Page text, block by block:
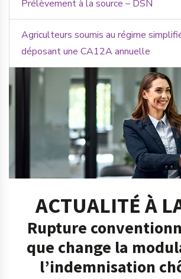
Prélèvement à la source – DSN
Agriculteurs soumis au régime
déposant une CA12A annuelle
ACTUALITÉ À
Rupture
que change la
l’indemnisation